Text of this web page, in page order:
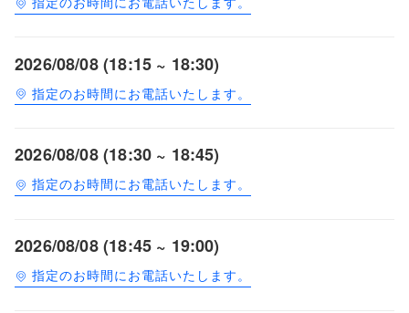
2026/08/08 (18:15 ~ 18:30)
指定のお時間にお電話いたします。
2026/08/08 (18:30 ~ 18:45)
指定のお時間にお電話いたします。
2026/08/08 (18:45 ~ 19:00)
指定のお時間にお電話いたします。